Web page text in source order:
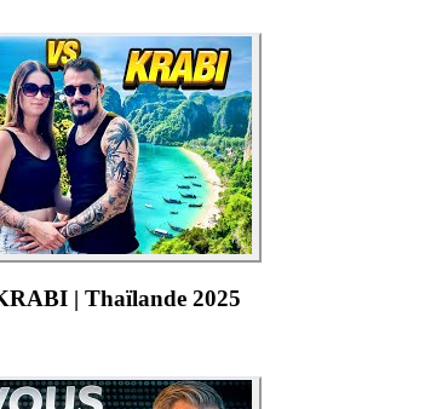
| Thaïlande 2025